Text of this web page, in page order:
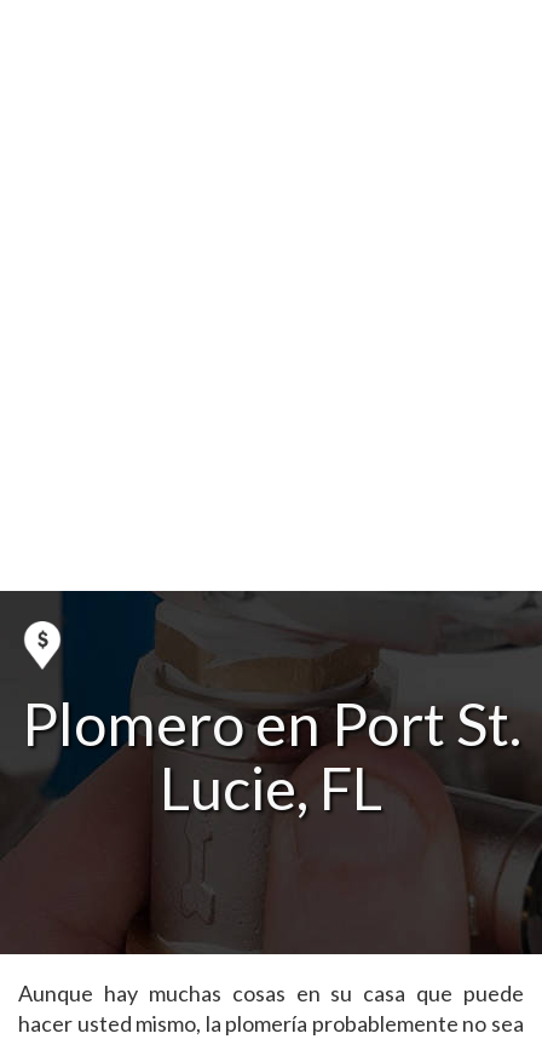
Plomero en Port St.
Lucie, FL
Aunque hay muchas cosas en su casa que puede
hacer usted mismo, la plomería probablemente no sea